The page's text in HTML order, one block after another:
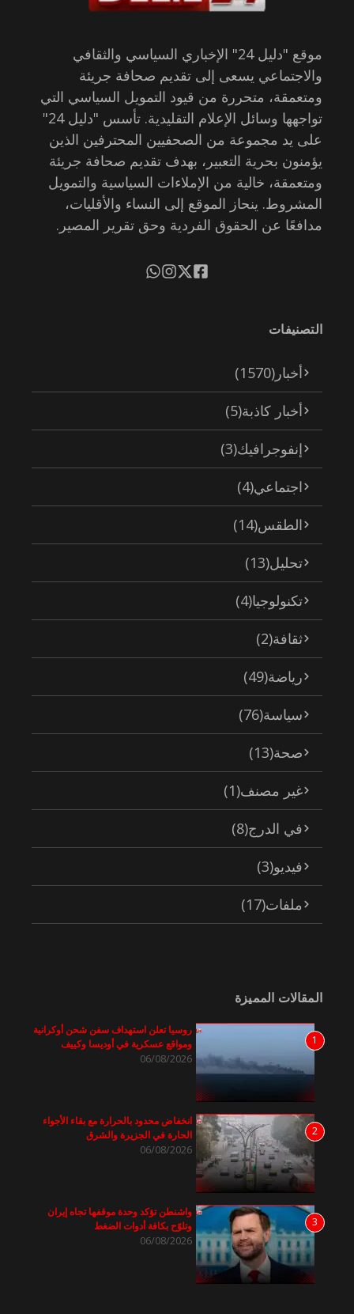
موقع "دليل 24" الإخباري السياسي والثقافي
والاجتماعي يسعى إلى تقديم صحافة جريئة
ومتعمقة، متحررة من قيود التمويل السياسي التي
تواجهها وسائل الإعلام التقليدية. تأسس "دليل 24"
على يد مجموعة من الصحفيين المحترفين الذين
يؤمنون بحرية التعبير، بهدف تقديم صحافة جريئة
ومتعمقة، خالية من الإملاءات السياسية والتمويل
المشروط. ينحاز الموقع إلى النساء والأقليات،
مدافعًا عن الحقوق الفردية وحق تقرير المصير.
التصنيفات
أخبار (1570)
أخبار كاذبة(5)
إنفوجرافيك(3)
اجتماعي(4)
الطقس(14)
تحليل(13)
تكنولوجيا(4)
ثقافة(2)
رياضة(49)
سياسة(76)
صحة(13)
غير مصنف(1)
في الدرج(8)
فيديو(3)
ملفات(17)
المقالات المميزة
1
روسيا تعلن استهداف سفن شحن أوكرانية
ومواقع عسكرية في أوديسا وكييف
06/08/2026
2
انخفاض محدود بالحرارة مع بقاء الأجواء
الحارة في الجزيرة والشرق
06/08/2026
3
واشنطن تؤكد وحدة موقفها تجاه إيران
وتلوّح بكافة أدوات الضغط
06/08/2026